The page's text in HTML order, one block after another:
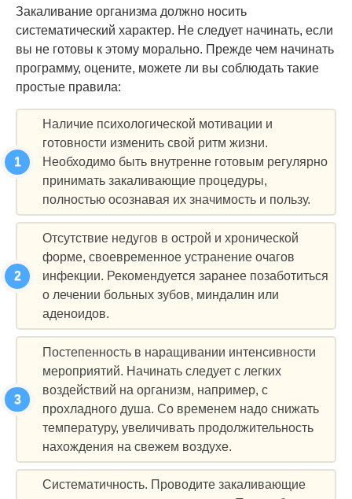
Закаливание организма должно носить
систематический характер. Не следует начинать, если
вы не готовы к этому морально. Прежде чем начинать
программу, оцените, можете ли вы соблюдать такие
простые правила:
Наличие психологической мотивации и
готовности изменить свой ритм жизни.
Необходимо быть внутренне готовым регулярно
принимать закаливающие процедуры,
полностью осознавая их значимость и пользу.
Отсутствие недугов в острой и хронической
форме, своевременное устранение очагов
инфекции. Рекомендуется заранее позаботиться
о лечении больных зубов, миндалин или
аденоидов.
Постепенность в наращивании интенсивности
мероприятий. Начинать следует с легких
воздействий на организм, например, с
прохладного душа. Со временем надо снижать
температуру, увеличивать продолжительность
нахождения на свежем воздухе.
Систематичность. Проводите закаливающие